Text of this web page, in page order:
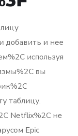
добавить и нее
используя
вы
таблицу.
Netflix%2C не
Epic